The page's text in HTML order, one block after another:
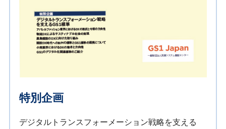
特別企画
デジタルトランスフォーメーション戦略を支える